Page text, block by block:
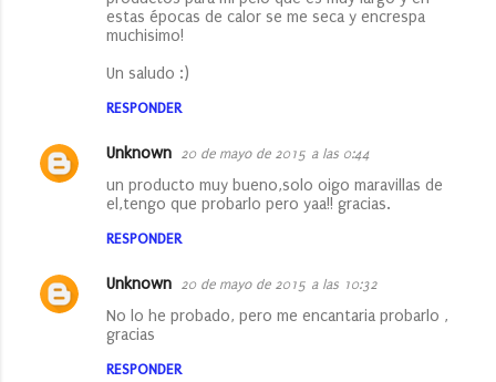
estas épocas de calor se me seca y encrespa
muchisimo!
Un saludo :)
RESPONDER
Unknown 20 de mayo de 2015 a las 0:44
un producto muy bueno,solo oigo maravillas de
el,tengo que probarlo pero yaa!! gracias.
RESPONDER
Unknown 20 de mayo de 2015 a las 10:32
No lo he probado, pero me encantaria probarlo ,
gracias
RESPONDER